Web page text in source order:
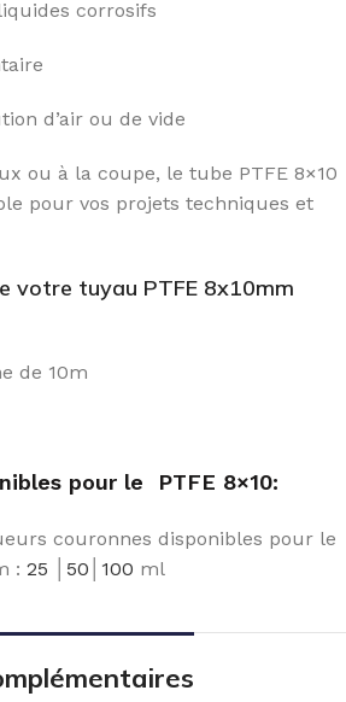
corrosifs
d’air ou de vide
ou à la coupe, le tube PTFE 8×10
pour vos projets techniques et
votre tuyau PTFE 8x10mm
de 10m
pour le PTFE 8×10:
couronnes disponibles pour le
: 25 50 100 ml